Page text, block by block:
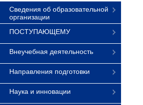
Сведения об образовательной
организации
ПОСТУПАЮЩЕМУ
Внеучебная деятельность
Направления подготовки
Наука и инновации